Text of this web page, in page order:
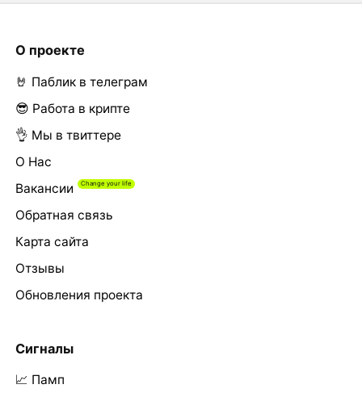
О проекте
🤘 Паблик в телеграм
😎 Работа в крипте
👌 Мы в твиттере
О Нас
Вакансии
Обратная связь
Карта сайта
Отзывы
Обновления проекта
Сигналы
📈 Памп